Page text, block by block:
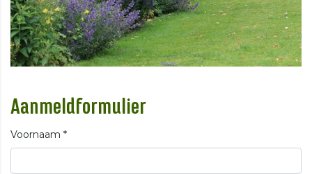
Aanmeldformulier
Voornaam *